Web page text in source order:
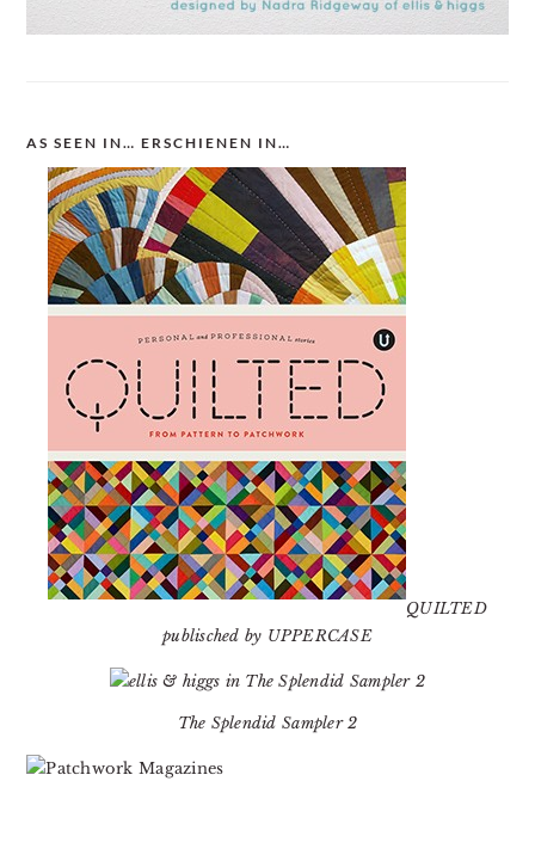
AS SEEN IN… ERSCHIENEN IN…
QUILTED
publisched by UPPERCASE
The Splendid Sampler 2